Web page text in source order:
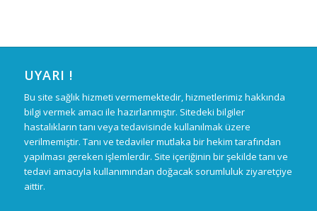
UYARI !
Bu site sağlık hizmeti vermemektedir, hizmetlerimiz hakkında
bilgi vermek amacı ile hazırlanmıştır. Sitedeki bilgiler
hastalıkların tanı veya tedavisinde kullanılmak üzere
verilmemiştir. Tanı ve tedaviler mutlaka bir hekim tarafından
yapılması gereken işlemlerdir. Site içeriğinin bir şekilde tanı ve
tedavi amacıyla kullanımından doğacak sorumluluk ziyaretçiye
aittir.